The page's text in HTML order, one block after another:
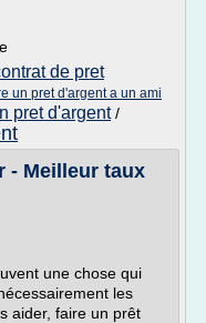
de pret
un pret d'argent a un ami
pret d'argent/
- Meilleur taux
une chose qui
les
aider, faire un prêt